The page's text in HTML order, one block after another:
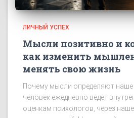
ЛИЧНЫЙ УСПЕХ
Мысли позитивно и
как изменить
менять свою жизнь
Почему мысли определяют
человек ежедневно ведет
оценкам психологов, через